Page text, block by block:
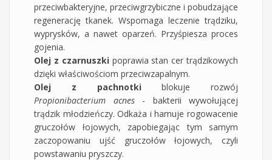
przeciwbakteryjne, przeciwgrzybiczne i pobudzające
regenerację tkanek. Wspomaga leczenie trądziku,
wyprysków, a nawet oparzeń. Przyśpiesza proces
gojenia.
Olej z czarnuszkipoprawia stan cer trądzikowych
dzięki właściwościom przeciwzapalnym.
Olej z pachnotkiblokuje rozwój
Propionibacterium acnes- bakterii wywołującej
trądzik młodzieńczy. Odkaża i hamuje rogowacenie
gruczołów łojowych, zapobiegając tym samym
zaczopowaniu ujść gruczołów łojowych, czyli
powstawaniu pryszczy.